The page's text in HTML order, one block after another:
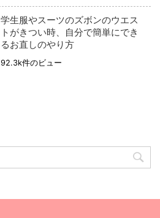
学生服やスーツのズボンのウエス
トがきつい時、自分で簡単にでき
るお直しのやり方
92.3k件のビュー